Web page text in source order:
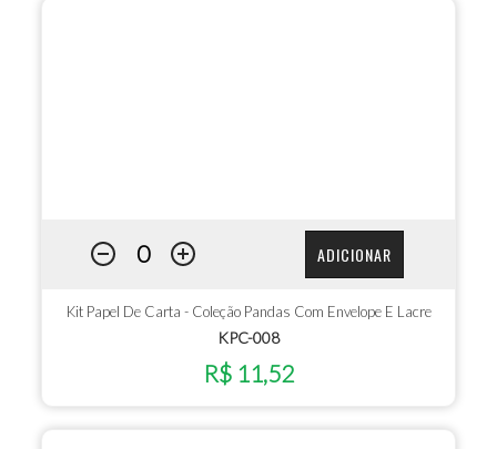
ADICIONAR
Kit Papel De Carta - Coleção Pandas Com Envelope E Lacre
KPC-008
R$ 11,52